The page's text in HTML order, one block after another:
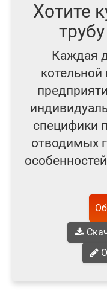
Хотите
Каждая
специфики
отводимых